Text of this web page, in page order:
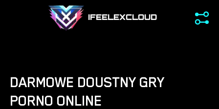
IFEELEXCLOUD
DARMOWE DOUSTNY GRY
PORNO ONLINE